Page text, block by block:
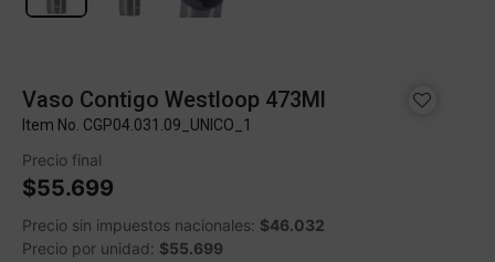
Vaso Contigo Westloop 473Ml
Item No. CGP04.031.09_UNICO_1
Precio final
$55.699
Precio sin impuestos nacionales: $46.032
Precio por unidad: $55.699